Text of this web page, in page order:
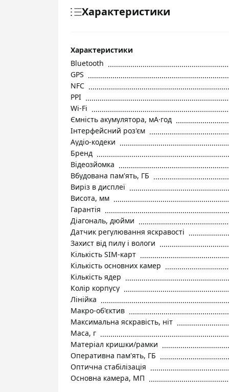
Характеристики
Характеристики
Bluetooth
GPS
NFC
PPI
Wi-Fi
Ємність акумулятора, мА·год
Інтерфейсний роз'єм
Аудіо-кодеки
Бренд
Відеозйомка
Вбудована пам'ять, ГБ
Виріз в дисплеї
Висота, мм
Гарантія
Діагональ, дюйми
Датчик регулювання яскравості
Захист від пилу і вологи
Кількість SIM-карт
Кількість основних камер
Кількість ядер
Колір корпусу
Лінійка
Макро-об'єктив
Максимальна яскравість, ніт
Маса, г
Матеріал кришки/рамки
Оперативна пам'ять, ГБ
Оптична стабілізація
Основна камера, МП